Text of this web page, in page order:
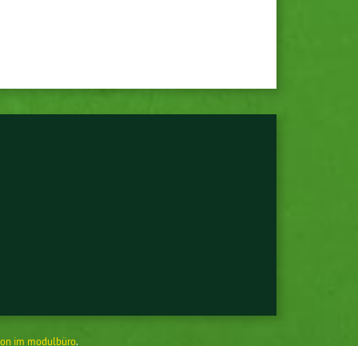
im modulbüro.